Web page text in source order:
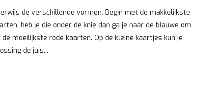
de verschillende vormen. Begin met de makkelijkste
heb je die onder de knie dan ga je naar de blauwe om
moeilijkste rode kaarten. Op de kleine kaartjes kun je
de juis...